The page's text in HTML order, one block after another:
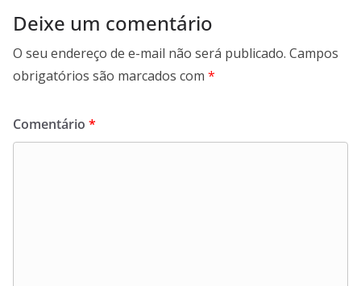
Deixe um comentário
O seu endereço de e-mail não será publicado. Campos
obrigatórios são marcados com *
Comentário *